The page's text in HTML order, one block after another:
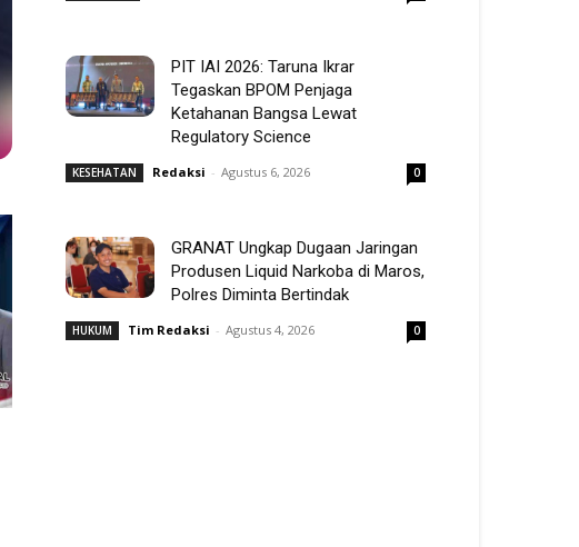
PIT IAI 2026: Taruna Ikrar
Tegaskan BPOM Penjaga
Ketahanan Bangsa Lewat
Regulatory Science
KESEHATAN Redaksi - Agustus 6, 2026 0
GRANAT Ungkap Dugaan Jaringan
Produsen Liquid Narkoba di Maros,
Polres Diminta Bertindak
HUKUM Tim Redaksi - Agustus 4, 2026 0